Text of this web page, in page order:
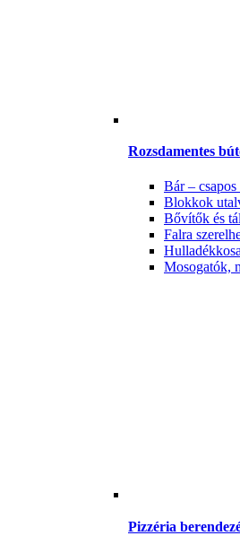
Rozsdamentes
Bár –
Blokkok
Bővítők és
Falra
Mosogatók,
Pizzéria